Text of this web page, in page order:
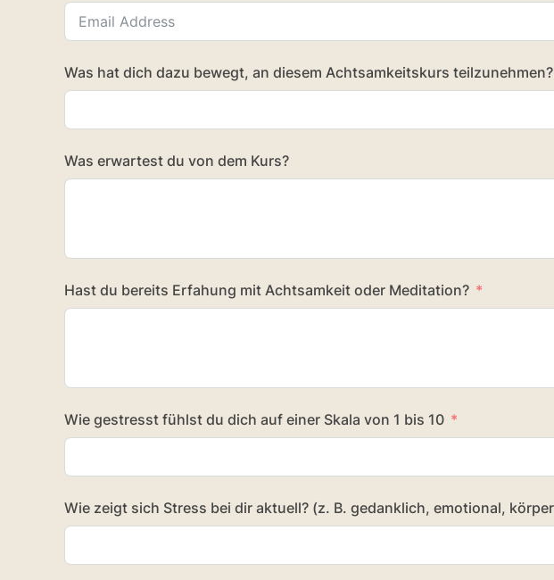
Was hat dich dazu bewegt, an diesem Achtsamkeitskurs teilzunehmen?
Was erwartest du von dem Kurs?
Hast du bereits Erfahung mit Achtsamkeit oder Meditation?
Wie gestresst fühlst du dich auf einer Skala von 1 bis 10
Wie zeigt sich Stress bei dir aktuell? (z. B. gedanklich, emotional,